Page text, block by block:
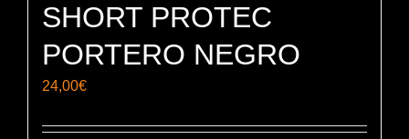
SHORT PROTEC
PORTERO NEGRO
24,00€